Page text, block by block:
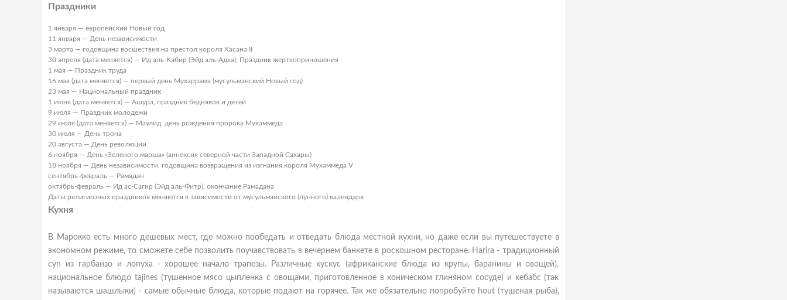
Праздники
1 января — европейский Новый год
11 января — День независимости
3 марта — годовщина восшествия на престол короля Хасана II
30 апреля (дата меняется) — Ид аль-Кабир (Эйд аль-Адха), Праздник жертвоприношения
1 мая — Праздник труда
16 мая (дата меняется) — первый день Мухаррама (мусульманский Новый год)
23 мая — Национальный праздник
1 июня (дата меняется) — Ашура, праздник бедняков и детей
9 июля — Праздник молодежи
29 июля (дата меняется) — Маулид, день рождения пророка Мухаммеда
30 июля — День трона
20 августа — День революции
6 ноября — День «Зеленого марша» (аннексия северной части Западной Сахары)
18 ноября — День независимости, годовщина возвращения из изгнания короля Мухаммеда V
сентябрь-февраль — Рамадан
октябрь-февраль — Ид ас-Сагир (Эйд аль-Фитр), окончание Рамадана
Даты религиозных праздников меняются в зависимости от мусульманского (лунного) календаря
Кухня
В Марокко есть много дешевых мест, где можно пообедать и отведать блюда местной кухни, но даже если вы путешествуете в
экономном режиме, то сможете себе позволить поучавствовать в вечернем банкете в роскошном ресторане. Harira - традиционный
суп из гарбанзо и лопуха - хорошее начало трапезы. Различные кускус (африканские блюда из крупы, баранины и овощей),
национальное блюдо tajines (тушенное мясо цыпленка с овощами, приготовленное в коническом глиняном сосуде) и кебабс (так
называются шашлыки) - самые обычные блюда, которые подают на горячее. Так же обязательно попробуйте hout (тушеная рыба),